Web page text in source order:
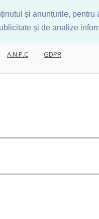
și anunțurile,
și de analize
A.N.P.C
GDPR